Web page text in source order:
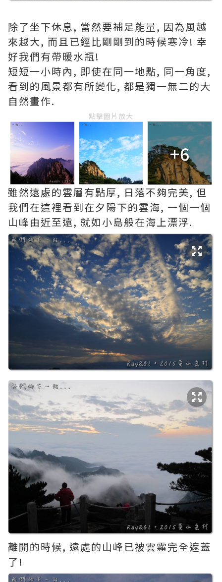
除了坐下休息, 當然要補足能量, 因為風越
來越大, 而且已經比剛剛到的時候寒冷! 幸
好我們有帶暖水瓶!
短短一小時內, 即使在同一地點, 同一角度,
看到的風景都有所變化, 都是獨一無二的大
自然畫作.
點擊圖片放大
+6
雖然遠處的雲層有點厚, 日落不夠完美, 但
我們在這裡看到在夕陽下的雲海, 一個一個
山峰由近至遠, 就如小島般在海上漂浮.
離開的時候, 遠處的山峰已被雲霧完全遮蓋
了!